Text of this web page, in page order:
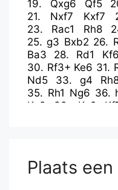
19. Qxg6 Qf5
21. Nxf7 Kxf7
23. Rac1 Rh8
25.g3 Bxb2 26.
Ba3
28. Rd1 Kf6
30. Rf3+ Ke6 31.
Nd5
33. g4
35. Rh1 Ng6 36.
Ke8
38. Kg2
Plaats